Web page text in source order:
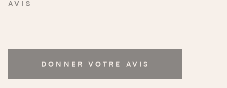
AVIS
DONNER VOTRE AVIS